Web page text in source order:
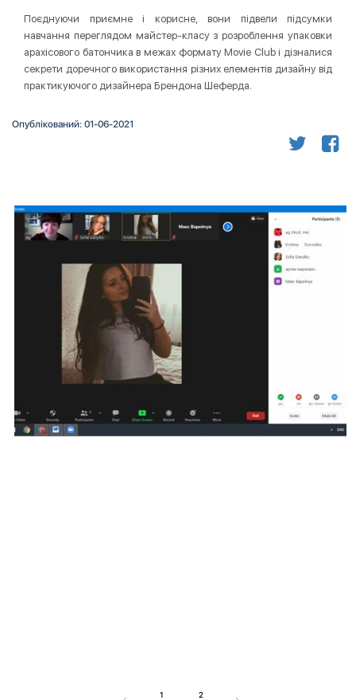
Поєднуючи приємне і корисне, вони підвели підсумки
навчання переглядом майстер-класу з розроблення упаковки
арахісового батончика в межах формату Movie Club і дізналися
секрети доречного використання різних елементів дизайну від
практикуючого дизайнера Брендона Шеферда.
Опублікований: 01-06-2021
1 2